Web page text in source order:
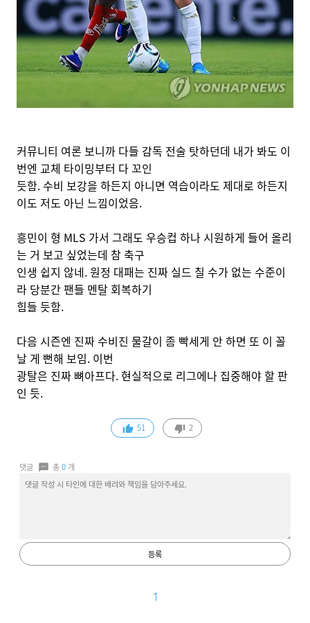
커뮤니티 여론 보니까 다들 감독 전술 탓하던데 내가 봐도 이
번엔 교체 타이밍부터 다 꼬인
듯함. 수비 보강을 하든지 아니면 역습이라도 제대로 하든지
이도 저도 아닌 느낌이었음.
흥민이 형 MLS 가서 그래도 우승컵 하나 시원하게 들어 올리
는 거 보고 싶었는데 참 축구
인생 쉽지 않네. 원정 대패는 진짜 실드 칠 수가 없는 수준이
라 당분간 팬들 멘탈 회복하기
힘들 듯함.
다음 시즌엔 진짜 수비진 물갈이 좀 빡세게 안 하면 또 이 꼴
날 게 뻔해 보임. 이번
광탈은 진짜 뼈아프다. 현실적으로 리그에나 집중해야 할 판
인 듯.
51 2
댓글 총0 개
등록
1